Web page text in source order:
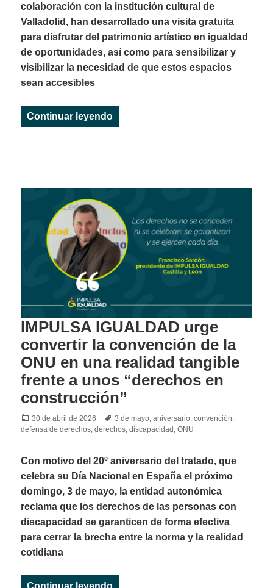
colaboración con la institución cultural de
Valladolid, han desarrollado una visita gratuita
para disfrutar del patrimonio artístico en igualdad
de oportunidades, así como para sensibilizar y
visibilizar la necesidad de que estos espacios
sean accesibles
Continuar leyendo«La accesibilidad del Museo
IMPULSA IGUALDAD urge
convertir la convención de la
ONU en una realidad tangible
frente a unos “derechos en
construcción”
Posted
on
30 de abril de 2026 Tags
3 de mayo ,aniversario ,convención
defensa de derechos ,derechos ,discapacidad ,ONU
Con motivo del 20º aniversario del tratado, que
celebra su Día Nacional en España el próximo
domingo, 3 de mayo, la entidad autonómica
reclama que los derechos de las personas con
discapacidad se garanticen de forma efectiva
para cerrar la brecha entre la norma y la realidad
cotidiana
«IMPULSA IGUALDAD urge